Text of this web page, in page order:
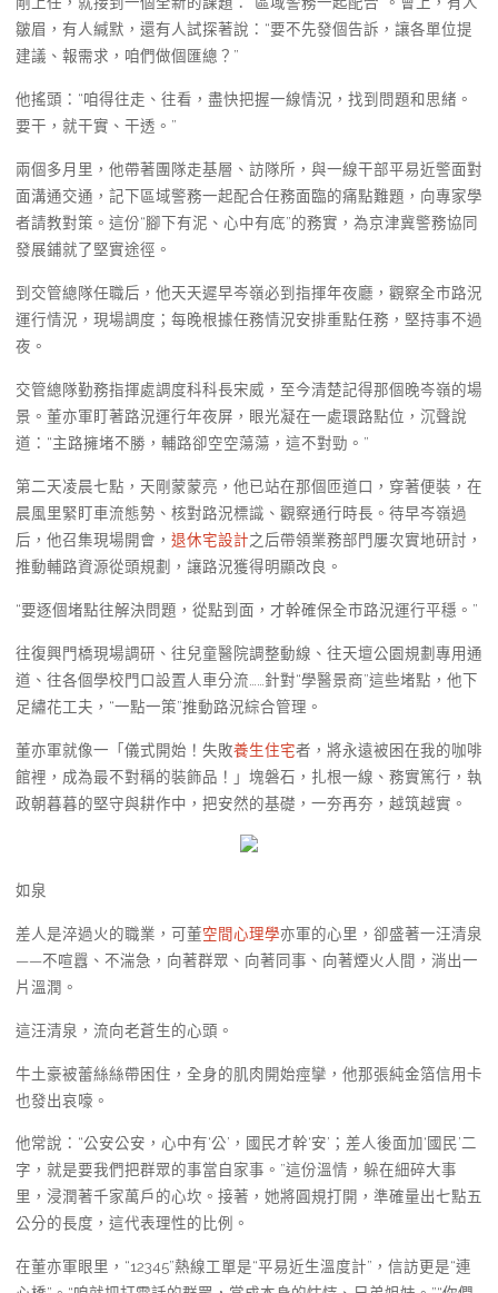
皺眉，有人緘默，還有人試探著說：“要不先發個告訴，讓各單位提
建議、報需求，咱們做個匯總？”
他搖頭：“咱得往走、往看，盡快把握一線情況，找到問題和思緒。
要干，就干實、干透。”
兩個多月里，他帶著團隊走基層、訪隊所，與一線干部平易近警面對
面溝通交通，記下區域警務一起配合任務面臨的痛點難題，向專家學
者請教對策。這份“腳下有泥、心中有底”的務實，為京津冀警務協同
發展鋪就了堅實途徑。
到交管總隊任職后，他天天遲早岑嶺必到指揮年夜廳，觀察全市路況
運行情況，現場調度；每晚根據任務情況安排重點任務，堅持事不過
夜。
交管總隊勤務指揮處調度科科長宋威，至今清楚記得那個晚岑嶺的場
景。董亦軍盯著路況運行年夜屏，眼光凝在一處環路點位，沉聲說
道：“主路擁堵不勝，輔路卻空空蕩蕩，這不對勁。”
第二天凌晨七點，天剛蒙蒙亮，他已站在那個匝道口，穿著便裝，在
晨風里緊盯車流態勢、核對路況標識、觀察通行時長。待早岑嶺過
后，他召集現場開會， 退休宅設計之后帶領業務部門屢次實地研討，
推動輔路資源從頭規劃，讓路況獲得明顯改良。
“要逐個堵點往解決問題，從點到面，才幹確保全市路況運行平穩。”
往復興門橋現場調研、往兒童醫院調整動線、往天壇公園規劃專用通
道、往各個學校門口設置人車分流……針對“學醫景商”這些堵點，他下
足繡花工夫，“一點一策”推動路況綜合管理。
董亦軍就像一「儀式開始！失敗養生住宅者，將永遠被困在我的咖啡
館裡，成為最不對稱的裝飾品！」塊磐石，扎根一線、務實篤行，執
政朝暮暮的堅守與耕作中，把安然的基礎，一夯再夯，越筑越實。
如泉
差人是淬過火的職業，可董空間心理學亦軍的心里，卻盛著一汪清泉
——不喧囂、不湍急，向著群眾、向著同事、向著煙火人間，淌出一
片溫潤。
這汪清泉，流向老蒼生的心頭。
牛土豪被蕾絲絲帶困住，全身的肌肉開始痙攣，他那張純金箔信用卡
也發出哀嚎。
他常說：“公安公安，心中有‘公’，國民才幹‘安’；差人後面加‘國民’二
字，就是要我們把群眾的事當自家事。”這份溫情，躲在細碎大事
里，浸潤著千家萬戶的心坎。接著，她將圓規打開，準確量出七點五
公分的長度，這代表理性的比例。
在董亦軍眼里，“12345”熱線工單是“平易近生溫度計”，信訪更是“連